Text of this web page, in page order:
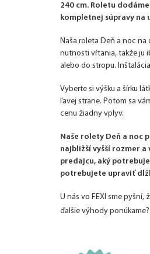
240 cm. Roletu
kompletnej súpravy na
Naša roleta Deň a noc
nutnosti vŕtania, takže ju
alebo do stropu.
Vyberte si výšku a šírku
ľavej strane. Potom sa
cenu žiadny vplyv.
Naše rolety Deň a noc
najbližší vyšší rozmer
predajcu, aký
potrebujete upraviť
U nás vo FEXI sme
ďalšie výhody ponúkame?